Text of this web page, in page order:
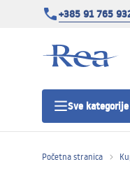
+385 91 765
Sve kategorije
Početna stranica